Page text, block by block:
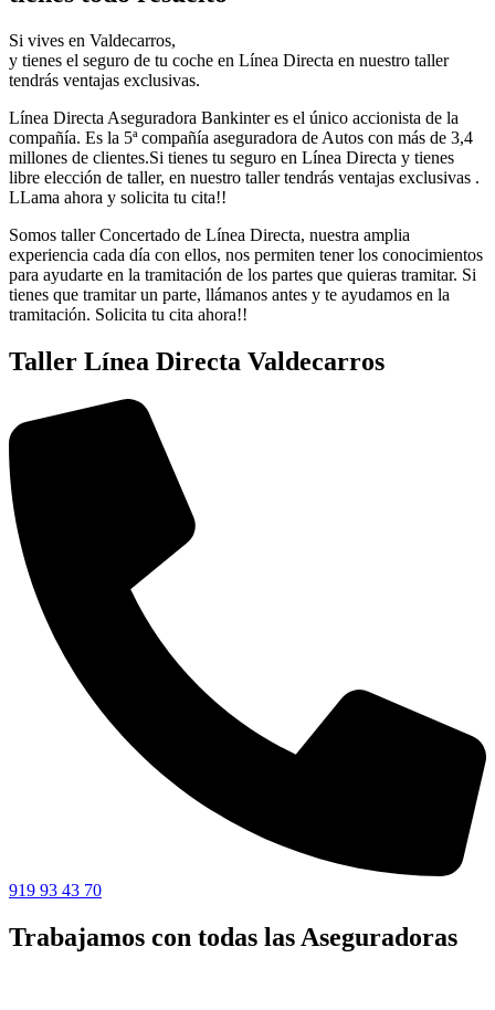
Si vives en Valdecarros,
y tienes el seguro de tu coche en Línea Directa en nuestro taller
tendrás ventajas exclusivas.
Línea Directa Aseguradora Bankinter es el único accionista de la
compañía. Es la 5ª compañía aseguradora de Autos con más de 3,4
millones de clientes.Si tienes tu seguro en Línea Directa y tienes
libre elección de taller, en nuestro taller tendrás ventajas exclusivas .
LLama ahora y solicita tu cita!!
Somos taller Concertado de Línea Directa, nuestra amplia
experiencia cada día con ellos, nos permiten tener los conocimientos
para ayudarte en la tramitación de los partes que quieras tramitar. Si
tienes que tramitar un parte, llámanos antes y te ayudamos en la
tramitación. Solicita tu cita ahora!!
Taller Línea Directa Valdecarros
919 93 43 70
Trabajamos con todas las Aseguradoras